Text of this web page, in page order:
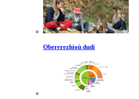
Obererezhioù dudi